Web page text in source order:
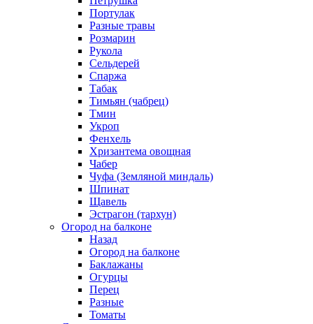
Портулак
Разные травы
Розмарин
Рукола
Сельдерей
Спаржа
Табак
Тимьян (чабрец)
Тмин
Укроп
Фенхель
Хризантема овощная
Чабер
Чуфа (Земляной миндаль)
Шпинат
Щавель
Эстрагон (тархун)
Огород на балконе
Назад
Огород на балконе
Баклажаны
Огурцы
Перец
Разные
Томаты